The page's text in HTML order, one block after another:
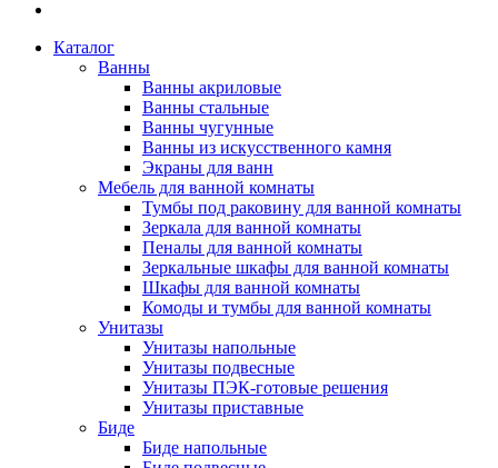
Каталог
Ванны
Ванны акриловые
Ванны стальные
Ванны чугунные
Ванны из искусственного камня
Экраны для ванн
Мебель для ванной комнаты
Тумбы под раковину для ванной комнаты
Зеркала для ванной комнаты
Пеналы для ванной комнаты
Зеркальные шкафы для ванной комнаты
Шкафы для ванной комнаты
Комоды и тумбы для ванной комнаты
Унитазы
Унитазы напольные
Унитазы подвесные
Унитазы ПЭК-готовые решения
Унитазы приставные
Биде
Биде напольные